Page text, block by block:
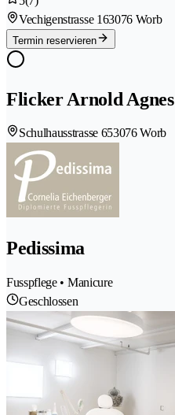
Vechigenstrasse 163076 Worb
Termin reservieren
Flicker Arnold Agnes
Schulhausstrasse 653076 Worb
Pedissima
Fusspflege • Manicure
Geschlossen